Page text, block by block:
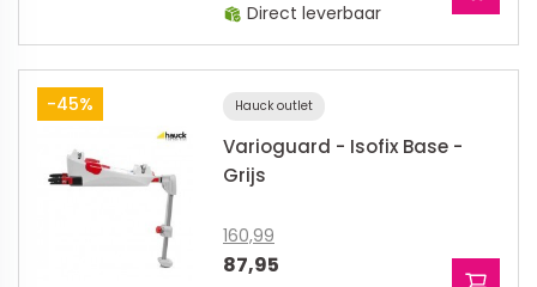
Direct leverbaar
-45% Hauck outlet
Varioguard - Isofix Base -
Grijs
160,99
87,95